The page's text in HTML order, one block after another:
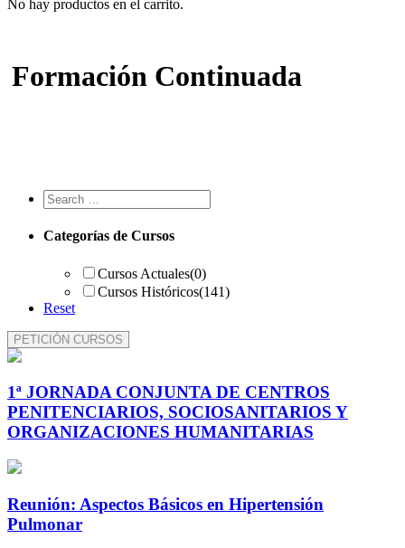
No hay productos en el carrito.
Formación Continuada
Categorías de Cursos
Cursos Actuales(0)
Cursos Históricos(141)
Reset
PETICIÓN CURSOS
1ª JORNADA CONJUNTA DE CENTROS
PENITENCIARIOS, SOCIOSANITARIOS Y
ORGANIZACIONES HUMANITARIAS
Reunión: Aspectos Básicos en Hipertensión
Pulmonar